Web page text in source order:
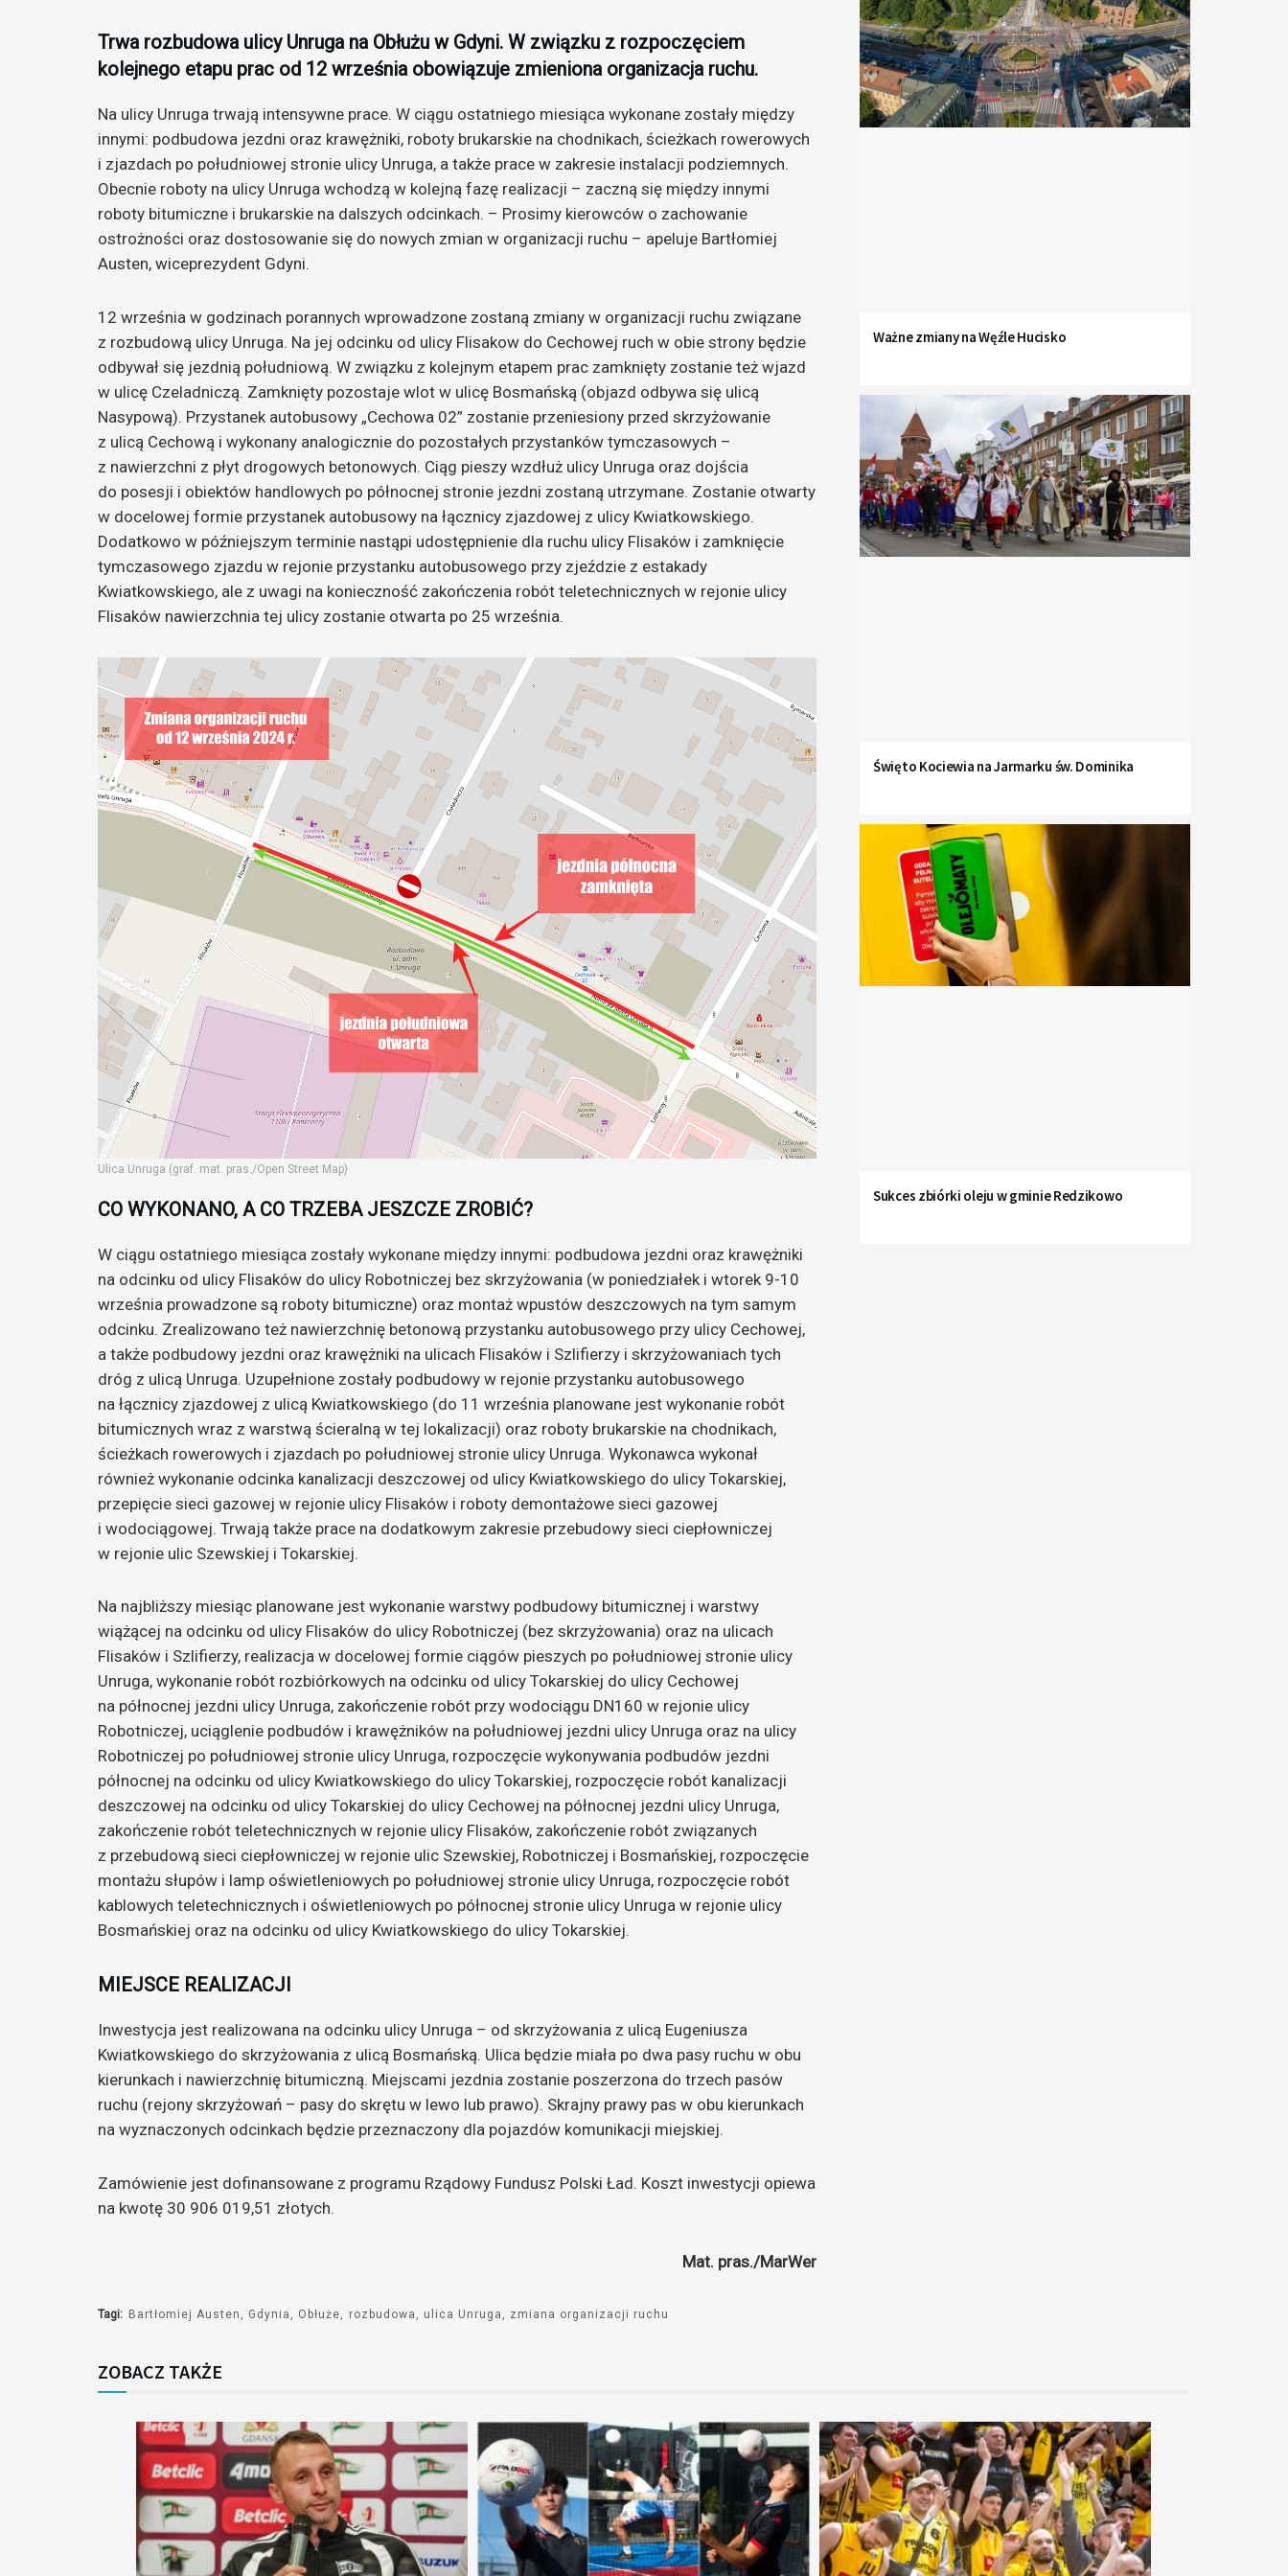
Trwa rozbudowa ulicy Unruga na Obłużu w Gdyni. W związku z rozpoczęciem
kolejnego etapu prac od 12 września obowiązuje zmieniona organizacja ruchu.
Na ulicy Unruga trwają intensywne prace. W ciągu ostatniego miesiąca wykonane zostały między
innymi: podbudowa jezdni oraz krawężniki, roboty brukarskie na chodnikach, ścieżkach rowerowych
i zjazdach po południowej stronie ulicy Unruga, a także prace w zakresie instalacji podziemnych.
Obecnie roboty na ulicy Unruga wchodzą w kolejną fazę realizacji – zaczną się między innymi
roboty bitumiczne i brukarskie na dalszych odcinkach. – Prosimy kierowców o zachowanie
ostrożności oraz dostosowanie się do nowych zmian w organizacji ruchu – apeluje Bartłomiej
Austen, wiceprezydent Gdyni.
12 września w godzinach porannych wprowadzone zostaną zmiany w organizacji ruchu związane
z rozbudową ulicy Unruga. Na jej odcinku od ulicy Flisakow do Cechowej ruch w obie strony będzie
odbywał się jezdnią południową. W związku z kolejnym etapem prac zamknięty zostanie też wjazd
w ulicę Czeladniczą. Zamknięty pozostaje wlot w ulicę Bosmańską (objazd odbywa się ulicą
Nasypową). Przystanek autobusowy „Cechowa 02” zostanie przeniesiony przed skrzyżowanie
z ulicą Cechową i wykonany analogicznie do pozostałych przystanków tymczasowych –
z nawierzchni z płyt drogowych betonowych. Ciąg pieszy wzdłuż ulicy Unruga oraz dojścia
do posesji i obiektów handlowych po północnej stronie jezdni zostaną utrzymane. Zostanie otwarty
w docelowej formie przystanek autobusowy na łącznicy zjazdowej z ulicy Kwiatkowskiego.
Dodatkowo w późniejszym terminie nastąpi udostępnienie dla ruchu ulicy Flisaków i zamknięcie
tymczasowego zjazdu w rejonie przystanku autobusowego przy zjeździe z estakady
Kwiatkowskiego, ale z uwagi na konieczność zakończenia robót teletechnicznych w rejonie ulicy
Flisaków nawierzchnia tej ulicy zostanie otwarta po 25 września.
Ulica Unruga (graf. mat. pras./Open Street Map)
CO WYKONANO, A CO TRZEBA JESZCZE ZROBIĆ?
W ciągu ostatniego miesiąca zostały wykonane między innymi: podbudowa jezdni oraz krawężniki
na odcinku od ulicy Flisaków do ulicy Robotniczej bez skrzyżowania (w poniedziałek i wtorek 9-10
września prowadzone są roboty bitumiczne) oraz montaż wpustów deszczowych na tym samym
odcinku. Zrealizowano też nawierzchnię betonową przystanku autobusowego przy ulicy Cechowej,
a także podbudowy jezdni oraz krawężniki na ulicach Flisaków i Szlifierzy i skrzyżowaniach tych
dróg z ulicą Unruga. Uzupełnione zostały podbudowy w rejonie przystanku autobusowego
na łącznicy zjazdowej z ulicą Kwiatkowskiego (do 11 września planowane jest wykonanie robót
bitumicznych wraz z warstwą ścieralną w tej lokalizacji) oraz roboty brukarskie na chodnikach,
ścieżkach rowerowych i zjazdach po południowej stronie ulicy Unruga. Wykonawca wykonał
również wykonanie odcinka kanalizacji deszczowej od ulicy Kwiatkowskiego do ulicy Tokarskiej,
przepięcie sieci gazowej w rejonie ulicy Flisaków i roboty demontażowe sieci gazowej
i wodociągowej. Trwają także prace na dodatkowym zakresie przebudowy sieci ciepłowniczej
w rejonie ulic Szewskiej i Tokarskiej.
Na najbliższy miesiąc planowane jest wykonanie warstwy podbudowy bitumicznej i warstwy
wiążącej na odcinku od ulicy Flisaków do ulicy Robotniczej (bez skrzyżowania) oraz na ulicach
Flisaków i Szlifierzy, realizacja w docelowej formie ciągów pieszych po południowej stronie ulicy
Unruga, wykonanie robót rozbiórkowych na odcinku od ulicy Tokarskiej do ulicy Cechowej
na północnej jezdni ulicy Unruga, zakończenie robót przy wodociągu DN160 w rejonie ulicy
Robotniczej, uciąglenie podbudów i krawężników na południowej jezdni ulicy Unruga oraz na ulicy
Robotniczej po południowej stronie ulicy Unruga, rozpoczęcie wykonywania podbudów jezdni
północnej na odcinku od ulicy Kwiatkowskiego do ulicy Tokarskiej, rozpoczęcie robót kanalizacji
deszczowej na odcinku od ulicy Tokarskiej do ulicy Cechowej na północnej jezdni ulicy Unruga,
zakończenie robót teletechnicznych w rejonie ulicy Flisaków, zakończenie robót związanych
z przebudową sieci ciepłowniczej w rejonie ulic Szewskiej, Robotniczej i Bosmańskiej, rozpoczęcie
montażu słupów i lamp oświetleniowych po południowej stronie ulicy Unruga, rozpoczęcie robót
kablowych teletechnicznych i oświetleniowych po północnej stronie ulicy Unruga w rejonie ulicy
Bosmańskiej oraz na odcinku od ulicy Kwiatkowskiego do ulicy Tokarskiej.
MIEJSCE REALIZACJI
Inwestycja jest realizowana na odcinku ulicy Unruga – od skrzyżowania z ulicą Eugeniusza
Kwiatkowskiego do skrzyżowania z ulicą Bosmańską. Ulica będzie miała po dwa pasy ruchu w obu
kierunkach i nawierzchnię bitumiczną. Miejscami jezdnia zostanie poszerzona do trzech pasów
ruchu (rejony skrzyżowań – pasy do skrętu w lewo lub prawo). Skrajny prawy pas w obu kierunkach
na wyznaczonych odcinkach będzie przeznaczony dla pojazdów komunikacji miejskiej.
Zamówienie jest dofinansowane z programu Rządowy Fundusz Polski Ład. Koszt inwestycji opiewa
na kwotę 30 906 019,51 złotych.
Mat. pras./MarWer
Tagi: Bartłomiej Austen Gdynia Obłuże rozbudowa ulica Unruga zmiana organizacji ruchu
Ważne zmiany na Węźle Hucisko
Święto Kociewia na Jarmarku św. Dominika
Sukces zbiórki oleju w gminie Redzikowo
ZOBACZ TAKŻE